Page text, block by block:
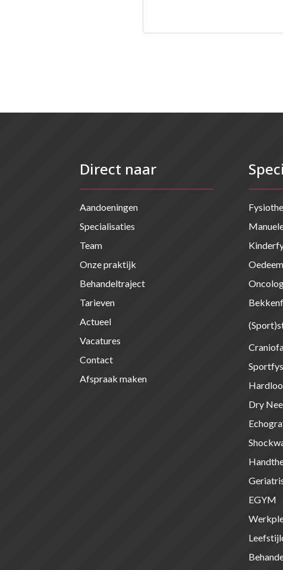
Direct naar
Aandoeningen
Specialisaties
Team
Onze praktijk
Behandeltraject
Tarieven
Actueel
Vacatures
Contact
Afspraak maken
Dry
EGYM